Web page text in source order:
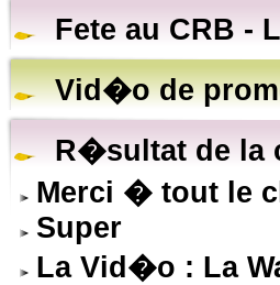
Fete au CRB -
Vid�o de
R�sultat de la
Merci � tout le
Super
La Vid�o : La